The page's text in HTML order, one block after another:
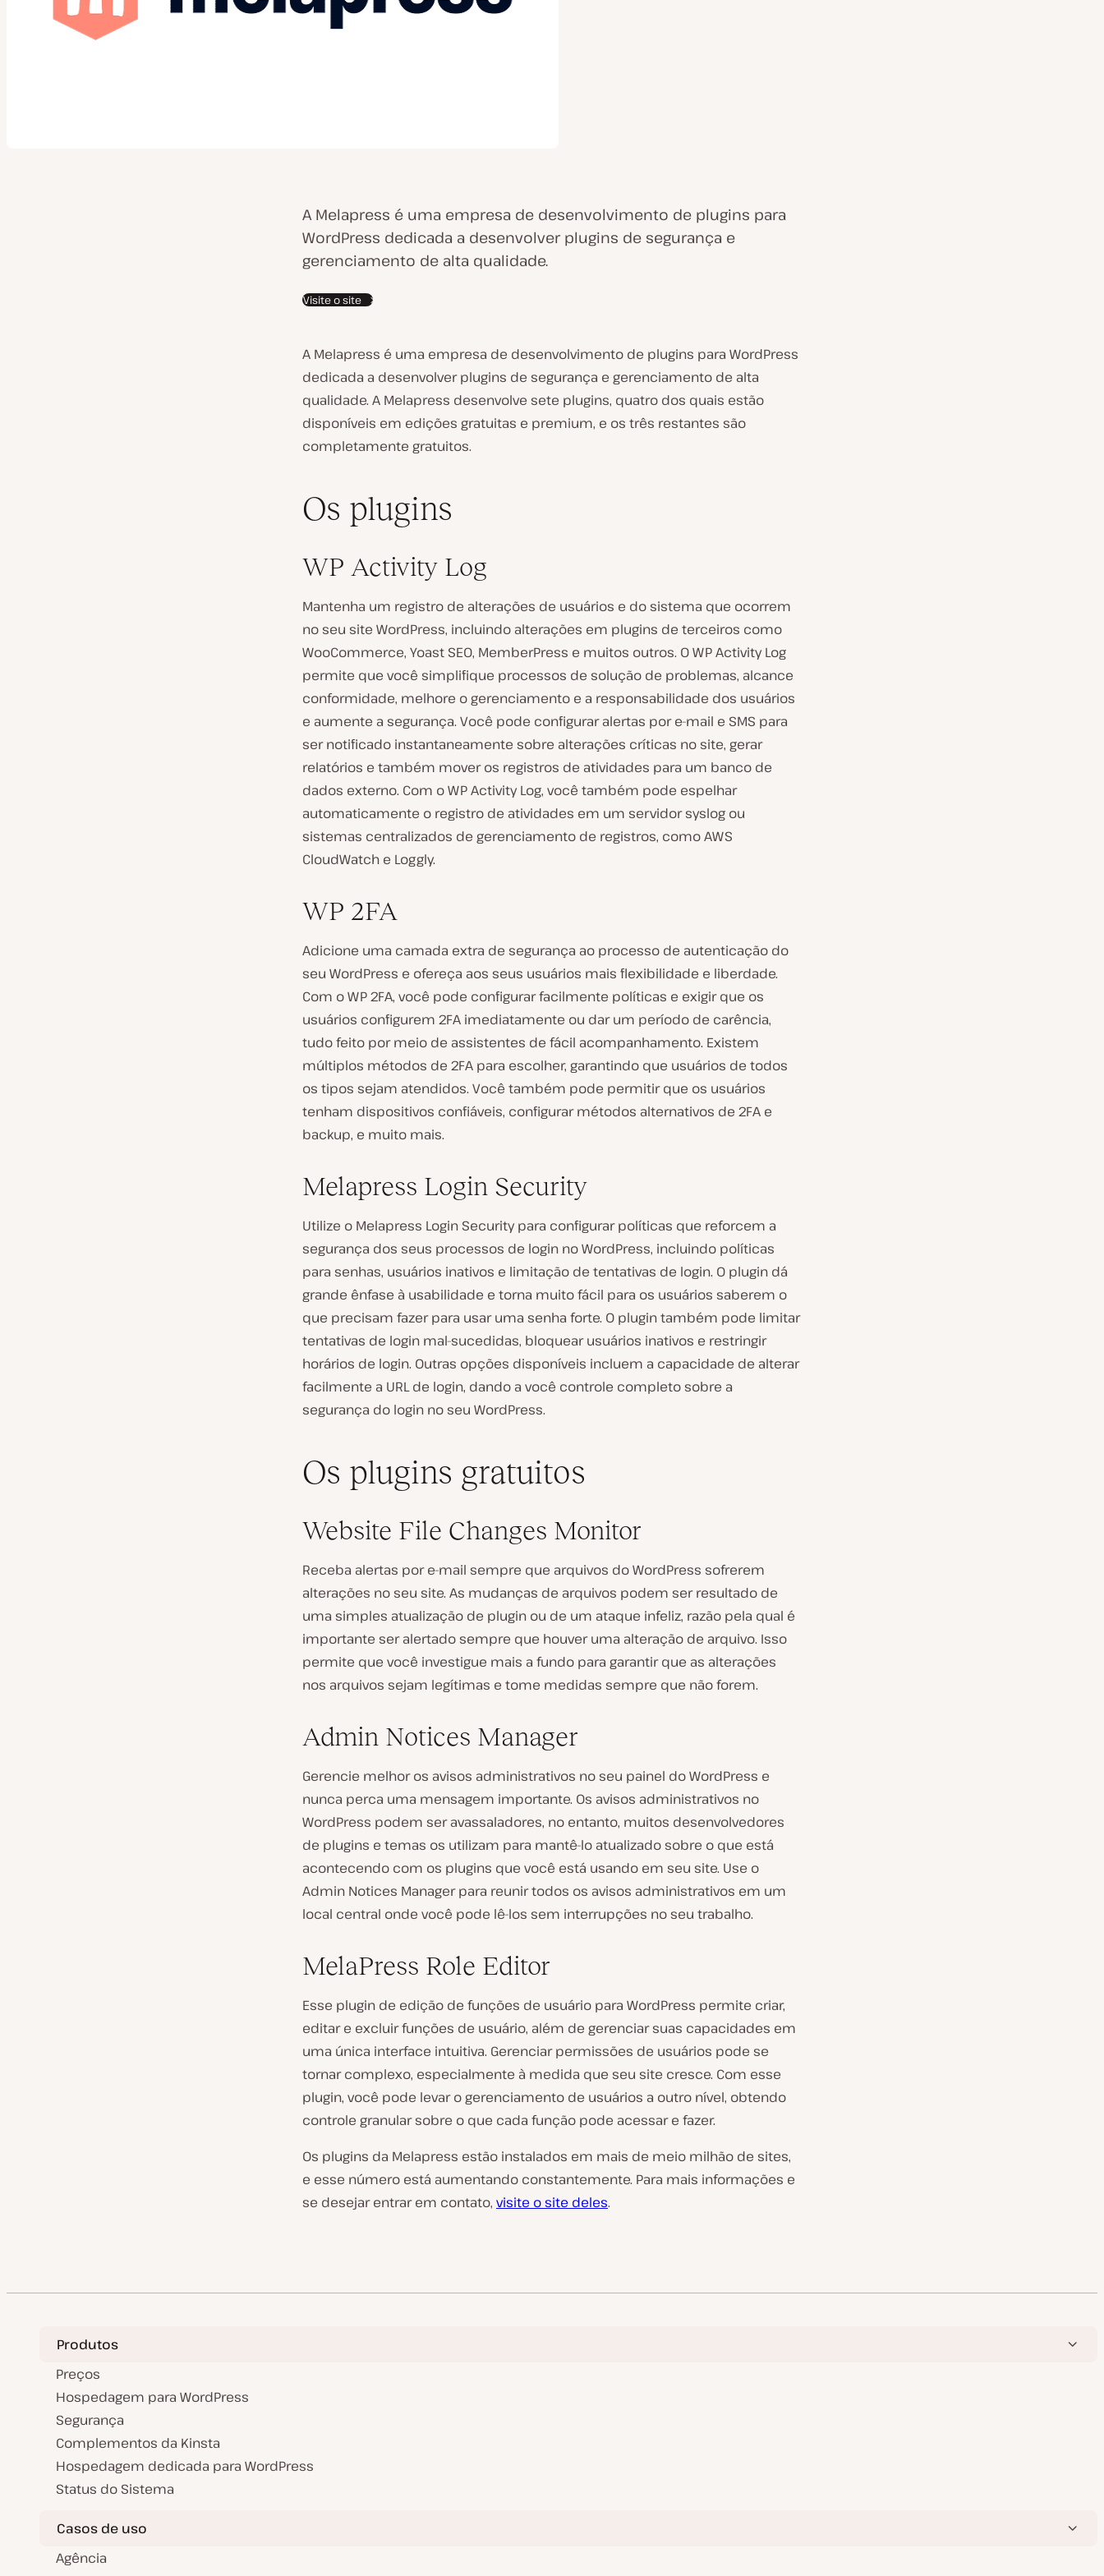
A Melapress é uma empresa de desenvolvimento de plugins para
WordPress dedicada a desenvolver plugins de segurança e
gerenciamento de alta qualidade.
Visite o site
A Melapress é uma empresa de desenvolvimento de plugins para WordPress
dedicada a desenvolver plugins de segurança e gerenciamento de alta
qualidade. A Melapress desenvolve sete plugins, quatro dos quais estão
disponíveis em edições gratuitas e premium, e os três restantes são
completamente gratuitos.
Os plugins
WP Activity Log
Mantenha um registro de alterações de usuários e do sistema que ocorrem
no seu site WordPress, incluindo alterações em plugins de terceiros como
WooCommerce, Yoast SEO, MemberPress e muitos outros. O WP Activity Log
permite que você simplifique processos de solução de problemas, alcance
conformidade, melhore o gerenciamento e a responsabilidade dos usuários
e aumente a segurança. Você pode configurar alertas por e-mail e SMS para
ser notificado instantaneamente sobre alterações críticas no site, gerar
relatórios e também mover os registros de atividades para um banco de
dados externo. Com o WP Activity Log, você também pode espelhar
automaticamente o registro de atividades em um servidor syslog ou
sistemas centralizados de gerenciamento de registros, como AWS
CloudWatch e Loggly.
WP 2FA
Adicione uma camada extra de segurança ao processo de autenticação do
seu WordPress e ofereça aos seus usuários mais flexibilidade e liberdade.
Com o WP 2FA, você pode configurar facilmente políticas e exigir que os
usuários configurem 2FA imediatamente ou dar um período de carência,
tudo feito por meio de assistentes de fácil acompanhamento. Existem
múltiplos métodos de 2FA para escolher, garantindo que usuários de todos
os tipos sejam atendidos. Você também pode permitir que os usuários
tenham dispositivos confiáveis, configurar métodos alternativos de 2FA e
backup, e muito mais.
Melapress Login Security
Utilize o Melapress Login Security para configurar políticas que reforcem a
segurança dos seus processos de login no WordPress, incluindo políticas
para senhas, usuários inativos e limitação de tentativas de login. O plugin dá
grande ênfase à usabilidade e torna muito fácil para os usuários saberem o
que precisam fazer para usar uma senha forte. O plugin também pode limitar
tentativas de login mal-sucedidas, bloquear usuários inativos e restringir
horários de login. Outras opções disponíveis incluem a capacidade de alterar
facilmente a URL de login, dando a você controle completo sobre a
segurança do login no seu WordPress.
Os plugins gratuitos
Website File Changes Monitor
Receba alertas por e-mail sempre que arquivos do WordPress sofrerem
alterações no seu site. As mudanças de arquivos podem ser resultado de
uma simples atualização de plugin ou de um ataque infeliz, razão pela qual é
importante ser alertado sempre que houver uma alteração de arquivo. Isso
permite que você investigue mais a fundo para garantir que as alterações
nos arquivos sejam legítimas e tome medidas sempre que não forem.
Admin Notices Manager
Gerencie melhor os avisos administrativos no seu painel do WordPress e
nunca perca uma mensagem importante. Os avisos administrativos no
WordPress podem ser avassaladores, no entanto, muitos desenvolvedores
de plugins e temas os utilizam para mantê-lo atualizado sobre o que está
acontecendo com os plugins que você está usando em seu site. Use o
Admin Notices Manager para reunir todos os avisos administrativos em um
local central onde você pode lê-los sem interrupções no seu trabalho.
MelaPress Role Editor
Esse plugin de edição de funções de usuário para WordPress permite criar,
editar e excluir funções de usuário, além de gerenciar suas capacidades em
uma única interface intuitiva. Gerenciar permissões de usuários pode se
tornar complexo, especialmente à medida que seu site cresce. Com esse
plugin, você pode levar o gerenciamento de usuários a outro nível, obtendo
controle granular sobre o que cada função pode acessar e fazer.
Os plugins da Melapress estão instalados em mais de meio milhão de sites,
e esse número está aumentando constantemente. Para mais informações e
se desejar entrar em contato, visite o site deles.
Produtos
Preços
Hospedagem para WordPress
Segurança
Complementos da Kinsta
Hospedagem dedicada para WordPress
Status do Sistema
Casos de uso
Agência